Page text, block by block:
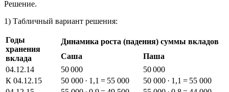
Решение.
1) Табличный вариант решения:
Годы
хранения
вклада
Динамика роста (падения) суммы вкладов
Саша
Паша
04.12.14
50 000
50 000
К 04.12.15
50 000 · 1,1 = 55 000
50 000 · 1,1 = 55 000